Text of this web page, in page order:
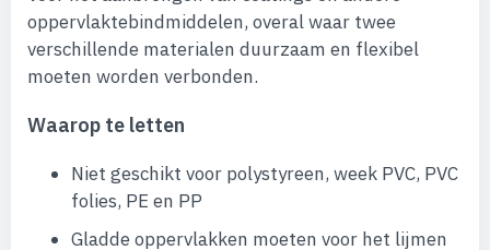
oppervlaktebindmiddelen, overal waar twee
verschillende materialen duurzaam en flexibel
moeten worden verbonden.
Waarop te letten
Niet geschikt voor polystyreen, week PVC, PVC
folies, PE en PP
Gladde oppervlakken moeten voor het lijmen